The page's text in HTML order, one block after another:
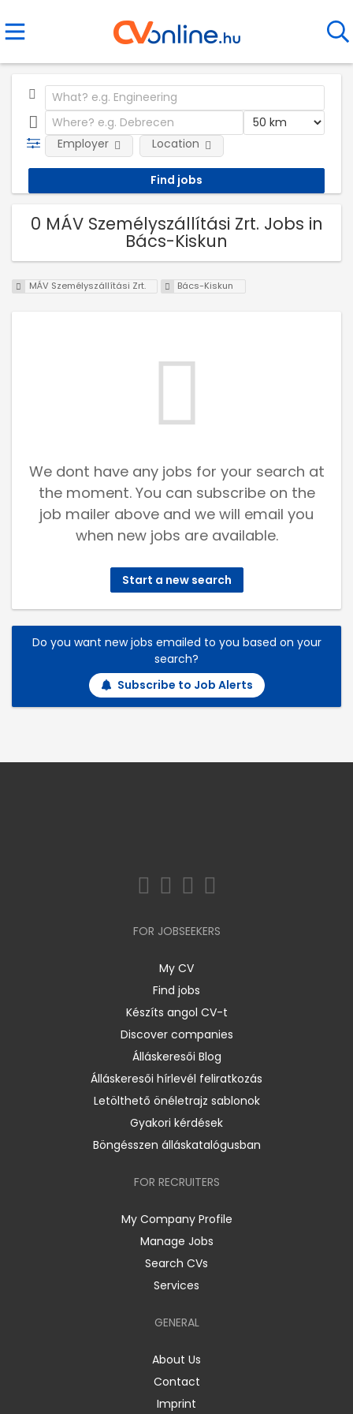
Employer Location
0 MÁV Személyszállítási Zrt. Jobs in
Bács-Kiskun
MÁV Személyszállítási Zrt. Bács-Kiskun
We dont have any jobs for your search at
the moment. You can subscribe on the
job mailer above and we will email you
when new jobs are available.
Start a new search
Do you want new jobs emailed to you based on your
search?
Subscribe to Job Alerts
FOR JOBSEEKERS
My CV
Find jobs
Készíts angol CV-t
Discover companies
Álláskeresői Blog
Álláskeresői hírlevél feliratkozás
Letölthető önéletrajz sablonok
Gyakori kérdések
Böngésszen álláskatalógusban
FOR RECRUITERS
My Company Profile
Manage Jobs
Search CVs
Services
GENERAL
About Us
Contact
Imprint